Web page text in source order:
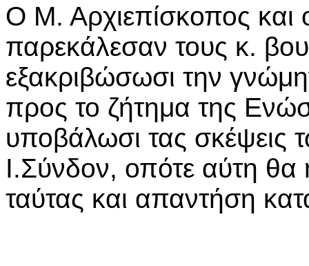
Ο Μ. Αρχιεπίσκοπος
παρεκάλεσαν τους κ.
εξακριβώσωσι την
προς το ζήτημα της
υποβάλωσι τας σκέψεις
Ι.Σύνδον, οπότε αύτη θα
ταύτας και απαντήση